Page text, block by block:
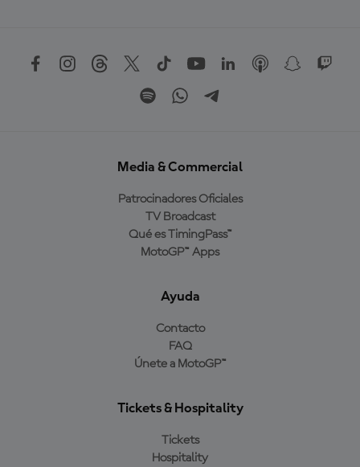
Media & Commercial
Patrocinadores Oficiales
TV Broadcast
Qué es TimingPass™
MotoGP™ Apps
Ayuda
Contacto
FAQ
Únete a MotoGP™
Tickets & Hospitality
Tickets
Hospitality